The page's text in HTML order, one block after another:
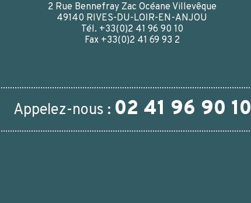
2 Rue Bennefray Zac Océane Villevêque
49140 RIVES-DU-LOIR-EN-ANJOU
Tél. +33(0)2 41 96 90 10
Fax +33(0)2 41 69 93 2
Appelez-nous : 02 41 96 90 10